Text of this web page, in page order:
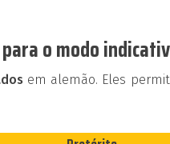
o modo
em alemão. Eles